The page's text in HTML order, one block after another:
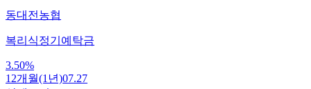
동대전농협
복리식정기예탁금
3.50%
12개월(1년)07.27